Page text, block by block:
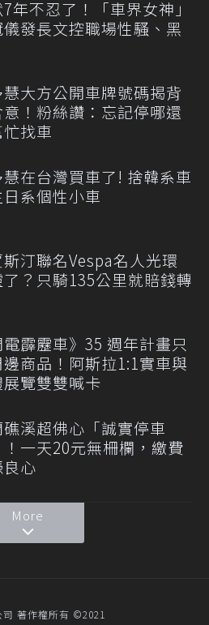
年不忍了！「車界女神」
儀發長文控職場性騷、黑
慧大方公開車牌號碼揭背
意！粉絲讚：忘記停哪還
找車
慧在台灣買車了! 捨韓系車
日系個性小車
汀聯名Vespa名人光環
了？只騎135公里就賠錢轉
電霹靂車》35 週年計畫只
邊商品！阿斯拉1:1實車與
展覽雙雙喊卡
礁溪超佛心「誠實停車
一天20元無柵欄，繳費
心
More
司 著作權所有 ©2021